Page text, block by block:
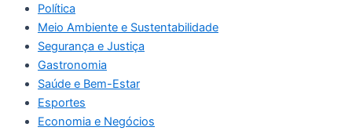
Política
Meio Ambiente e Sustentabilidade
Segurança e Justiça
Gastronomia
Saúde e Bem-Estar
Esportes
Economia e Negócios